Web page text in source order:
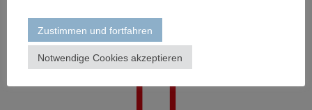
Dienstwagen
Zustimmen und fortfahren
Notwendige Cookies akzeptieren